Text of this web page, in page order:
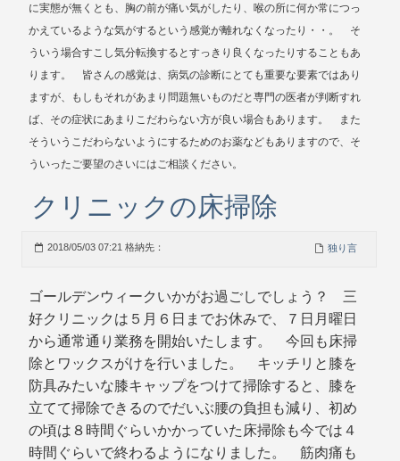
に実態が無くとも、胸の前が痛い気がしたり、喉の所に何か常につっ
かえているような気がするという感覚が離れなくなったり・・。 そ
ういう場合すこし気分転換するとすっきり良くなったりすることもあ
ります。 皆さんの感覚は、病気の診断にとても重要な要素ではあり
ますが、もしもそれがあまり問題無いものだと専門の医者が判断すれ
ば、その症状にあまりこだわらない方が良い場合もあります。 また
そういうこだわらないようにするためのお薬などもありますので、そ
ういったご要望のさいにはご相談ください。
クリニックの床掃除
2018/05/03 07:21 格納先： 独り言
ゴールデンウィークいかがお過ごしでしょう？ 三
好クリニックは５月６日までお休みで、７日月曜日
から通常通り業務を開始いたします。 今回も床掃
除とワックスがけを行いました。 キッチリと膝を
防具みたいな膝キャップをつけて掃除すると、膝を
立てて掃除できるのでだいぶ腰の負担も減り、初め
の頃は８時間ぐらいかかっていた床掃除も今では４
時間ぐらいで終わるようになりました。 筋肉痛も